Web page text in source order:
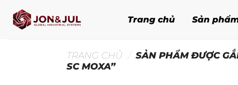
qua
Trang chủ Sản
TRANG CHỦ / SẢN PHẨM ĐƯỢC
SC MOXA”